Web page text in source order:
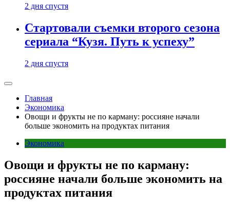
2 дня спустя
Стартовали съемки второго сезона
сериала “Кузя. Путь к успеху”
2 дня спустя
Главная
Экономика
Овощи и фрукты не по карману: россияне начали
больше экономить на продуктах питания
Экономика
Овощи и фрукты не по карману:
россияне начали больше экономить на
продуктах питания